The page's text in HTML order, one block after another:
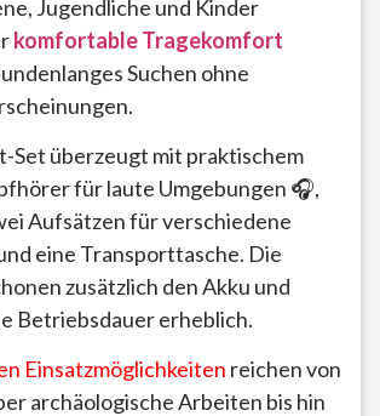
Jugendliche und Kinder
komfortable Tragekomfort
Suchen ohne
Set überzeugt mit praktischem
für laute Umgebungen 🎧,
Aufsätzen für verschiedene
eine Transporttasche. Die
zusätzlich den Akku und
Betriebsdauer erheblich.
Einsatzmöglichkeiten reichen von
archäologische Arbeiten bis hin